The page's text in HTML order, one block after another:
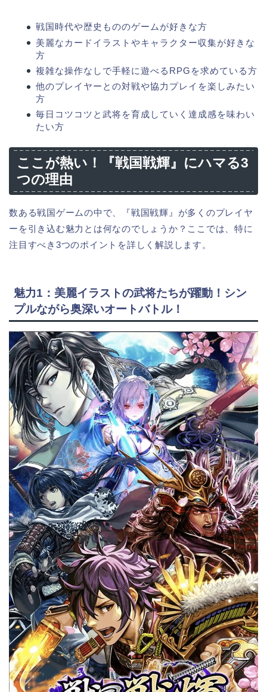
戦国時代や歴史もののゲームが好きな方
美麗なカードイラストやキャラクター収集が好きな
方
複雑な操作なしで手軽に遊べるRPGを求めている方
他のプレイヤーとの対戦や協力プレイを楽しみたい
方
毎日コツコツと武将を育成していく達成感を味わい
たい方
ここが熱い！『戦国戦輝』にハマる3
つの理由
数ある戦国ゲームの中で、『戦国戦輝』が多くのプレイヤ
ーを引き込む魅力とは何なのでしょうか？ここでは、特に
注目すべき3つのポイントを詳しく解説します。
魅力1：美麗イラストの武将たちが躍動！シン
プルながら奥深いオートバトル！